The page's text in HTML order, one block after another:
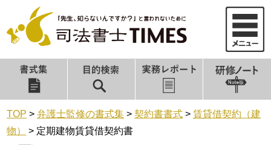
TOP >弁護士監修の書式集 >契約書書式 >賃貸借契約（建
物）
> 定期建物賃貸借契約書